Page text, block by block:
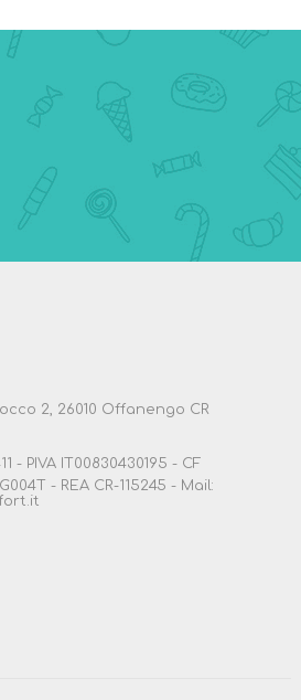
2, 26010 Offanengo CR
- PIVA IT00830430195 - CF
- REA CR-115245 - Mail: